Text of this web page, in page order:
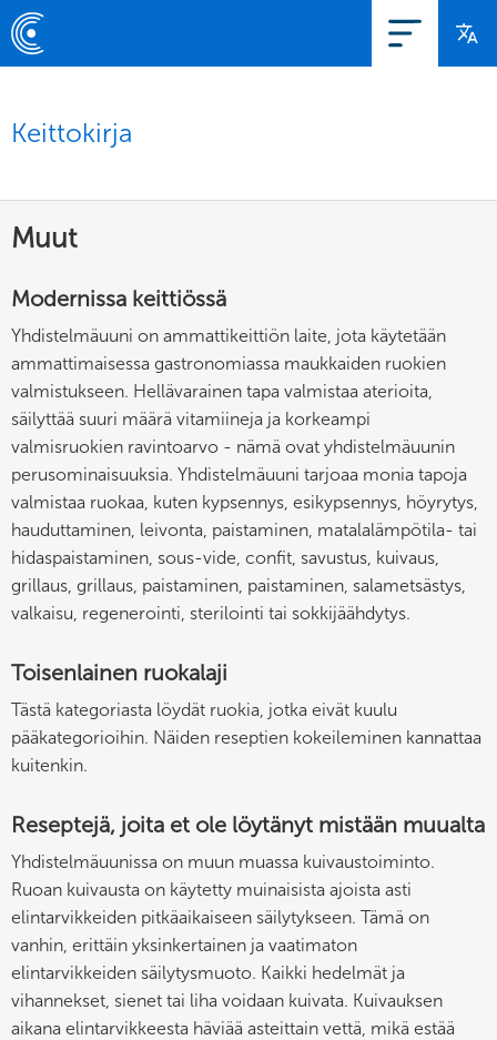
Keittokirja
Muut
Modernissa keittiössä
Yhdistelmäuuni on ammattikeittiön laite, jota käytetään
ammattimaisessa gastronomiassa maukkaiden ruokien
valmistukseen. Hellävarainen tapa valmistaa aterioita,
säilyttää suuri määrä vitamiineja ja korkeampi
valmisruokien ravintoarvo - nämä ovat yhdistelmäuunin
perusominaisuuksia. Yhdistelmäuuni tarjoaa monia tapoja
valmistaa ruokaa, kuten kypsennys, esikypsennys, höyrytys,
hauduttaminen, leivonta, paistaminen, matalalämpötila- tai
hidaspaistaminen, sous-vide, confit, savustus, kuivaus,
grillaus, grillaus, paistaminen, paistaminen, salametsästys,
valkaisu, regenerointi, sterilointi tai sokkijäähdytys.
Toisenlainen ruokalaji
Tästä kategoriasta löydät ruokia, jotka eivät kuulu
pääkategorioihin. Näiden reseptien kokeileminen kannattaa
kuitenkin.
Reseptejä, joita et ole löytänyt mistään muualta
Yhdistelmäuunissa on muun muassa kuivaustoiminto.
Ruoan kuivausta on käytetty muinaisista ajoista asti
elintarvikkeiden pitkäaikaiseen säilytykseen. Tämä on
vanhin, erittäin yksinkertainen ja vaatimaton
elintarvikkeiden säilytysmuoto. Kaikki hedelmät ja
vihannekset, sienet tai liha voidaan kuivata. Kuivauksen
aikana elintarvikkeesta häviää asteittain vettä, mikä estää